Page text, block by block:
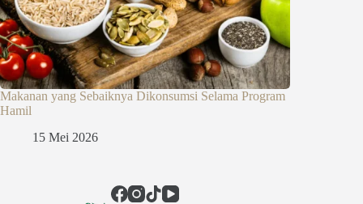
Makanan yang Sebaiknya Dikonsumsi Selama Program
Hamil
15 Mei 2026